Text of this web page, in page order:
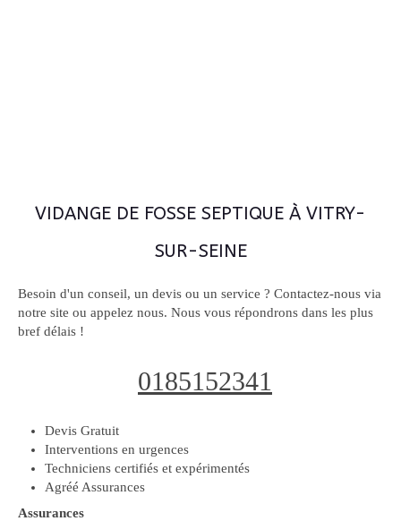
VIDANGE DE FOSSE SEPTIQUE À VITRY-
SUR-SEINE
Besoin d'un conseil, un devis ou un service ? Contactez-nous via
notre site ou appelez nous. Nous vous répondrons dans les plus
bref délais !
0185152341
Devis Gratuit
Interventions en urgences
Techniciens certifiés et expérimentés
Agréé Assurances
Assurances